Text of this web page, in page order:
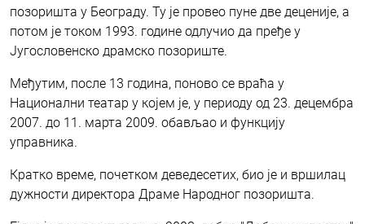
позоришта у Београду. Ту је провео пуне две деценије, а
потом је током 1993. године одлучио да пређе у
Југословенско драмско позориште.
Међутим, после 13 година, поново се враћа у
Национални театар у којем је, у периоду од 23. децембра
2007. до 11. марта 2009. обављао и функцију
управника.
Кратко време, почетком деведесетих, био је и вршилац
дужности директора Драме Народног позоришта.